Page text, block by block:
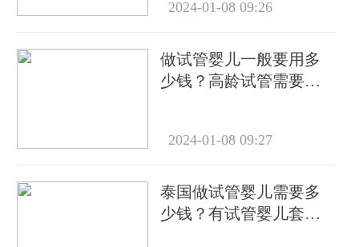
2024-01-08 09:26
做试管婴儿一般要用多
少钱？高龄试管需要做
2024-01-08 09:27
泰国做试管婴儿需要多
少钱？有试管婴儿套餐